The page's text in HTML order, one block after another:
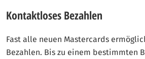
Kontaktloses Bezahlen
Fast alle neuen Mastercards
Bezahlen. Bis zu einem bestimmten